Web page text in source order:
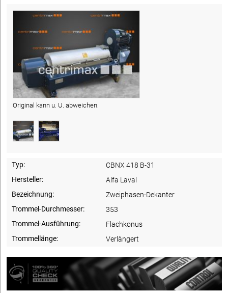
Original kann u. U. abweichen.
Typ:
CBNX 418 B-31
Hersteller:
Alfa Laval
Bezeichnung:
Zweiphasen-Dekanter
Trommel-Durchmesser:
353
Trommel-Ausführung:
Flachkonus
Trommellänge:
Verlängert